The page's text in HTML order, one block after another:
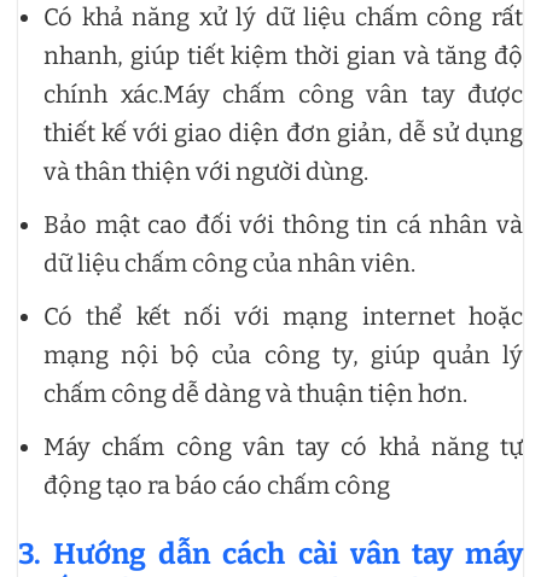
Có khả năng xử lý dữ liệu chấm công rất
nhanh, giúp tiết kiệm thời gian và tăng độ
chính xác.Máy chấm công vân tay được
thiết kế với giao diện đơn giản, dễ sử dụng
và thân thiện với người dùng.
Bảo mật cao đối với thông tin cá nhân và
dữ liệu chấm công của nhân viên.
Có thể kết nối với mạng internet hoặc
mạng nội bộ của công ty, giúp quản lý
chấm công dễ dàng và thuận tiện hơn.
Máy chấm công vân tay có khả năng tự
động tạo ra báo cáo chấm công
3. Hướng dẫn cách cài vân tay máy